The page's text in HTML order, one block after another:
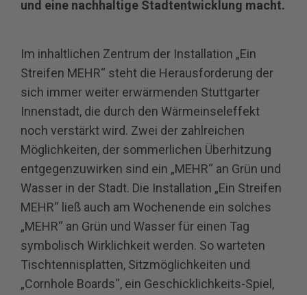
und eine nachhaltige Stadtentwicklung macht.
Im inhaltlichen Zentrum der Installation „Ein
Streifen MEHR“ steht die Herausforderung der
sich immer weiter erwärmenden Stuttgarter
Innenstadt, die durch den Wärmeinseleffekt
noch verstärkt wird. Zwei der zahlreichen
Möglichkeiten, der sommerlichen Überhitzung
entgegenzuwirken sind ein „MEHR“ an Grün und
Wasser in der Stadt. Die Installation „Ein Streifen
MEHR“ ließ auch am Wochenende ein solches
„MEHR“ an Grün und Wasser für einen Tag
symbolisch Wirklichkeit werden. So warteten
Tischtennisplatten, Sitzmöglichkeiten und
„Cornhole Boards“, ein Geschicklichkeits-Spiel,